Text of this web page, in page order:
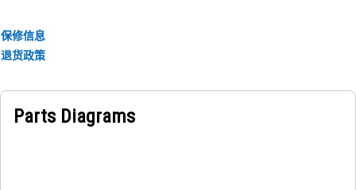
保修信息
退货政策
Parts Diagrams